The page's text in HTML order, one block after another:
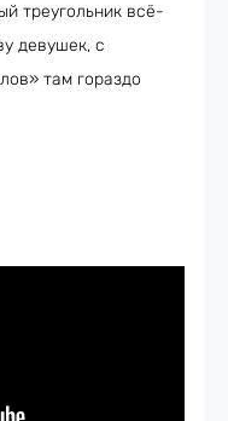
треугольник всё-
девушек, с
там гораздо